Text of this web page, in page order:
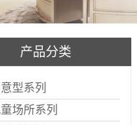
产品分类
型系列
童场所系列